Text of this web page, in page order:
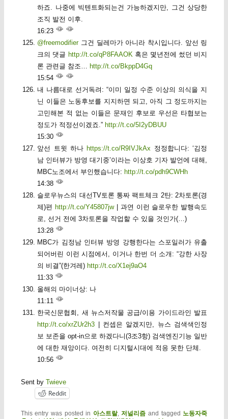
하죠. 나중에 빅텐트화되는건 가능하겠지만, 그건 상당한
조직 발전 이후.
16:23
@freemodifier그건 딜레마가 아니라 착시입니다. 앞선 링
크의 댓글 http://t.co/qP8FAAOK 혹은 몇년전에 썼던 비지
론 관련글 참조…
http://t.co/BkppD4Gq
15:54
내 나름대로 선거독려: “이미 일정 수준 이상의 의식을 지
닌 이들은 노동후보를 지지하면 되고, 아직 그 정도까지는
고민해본 적 없는 이들은 문재인 후보로 우선은 타협보는
정도가 적정선이겠죠.” http://t.co/5I2yDBUU
15:30
앞선 트윗 하나 https://t.co/R9IVJkAx 정정합니다: ‘김정
남 인터뷰가 방영 대기중’이라는 이상호 기자 발언에 대해,
MBC노조에서 부인했습니다: http://t.co/pdh9CWHh
14:38
슬로우뉴스의 대선TV토론 통짜 팩트체크 2탄: 2차토론(경
제)편 http://t.co/Y45807jw| 과연 이런 슬로우한 발행속도
로, 선거 전에 3차토론을 작업할 수 있을 것인가(…)
13:28
MBC가 김정남 인터뷰 방영 강행한다는 스포일러가 유출
되어버린 이런 시점에서, 이거나 한번 더 소개: “강한 사장
의 비결”(한겨레) http://t.co/X1ej9aO4
11:33
올해의 마이너상: 나
11:11
한국신문협회, 새 뉴스저작물 공급/이용 가이드라인 발표
http://t.co/xrZUr2h3 | 컨셉은 알겠지만, 뉴스 검색색인정
보 보존을 opt-in으로 하겠다니(3조3항) 검색엔진기능 일반
에 대한 재앙이다. 여전히 디지털시대에 적응 못한 단체.
10:56
Sent by Twieve
Reddit
This entry was posted in 아스트랄,저널리즘 and tagged노동자죽